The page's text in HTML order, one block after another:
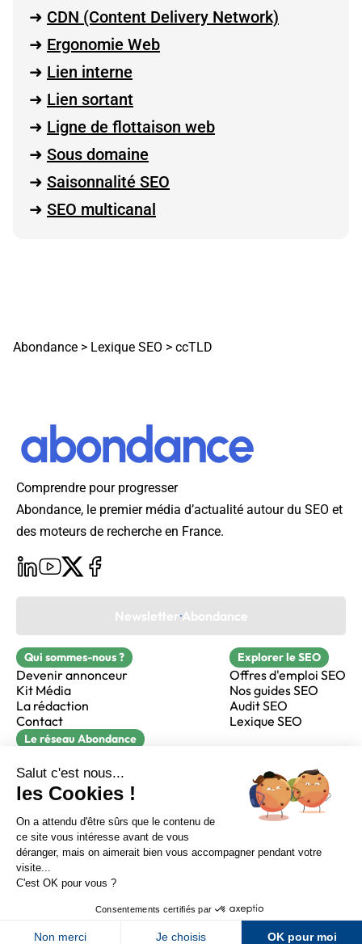
Sur LinkedIn Sur Youtube
Sur X Sur Facebook
Newsletter Abondance
➜ CDN (Content Delivery Network)
➜ Ergonomie Web
➜ Lien interne
➜ Lien sortant
➜ Ligne de flottaison web
➜ Sous domaine
➜ Saisonnalité SEO
➜ SEO multicanal
Abondance > Lexique SEO > ccTLD
Comprendre pour progresser
Abondance, le premier média d’actualité autour du SEO et
des moteurs de recherche en France.
Newsletter Abondance
Qui sommes-nous ?
Devenir annonceur
Kit Média
La rédaction
Contact
Explorer le SEO
Offres d'emploi SEO
Nos guides SEO
Audit SEO
Lexique SEO
Le réseau Abondance
Réacteur
alfie formation
CGV
Confidentialité